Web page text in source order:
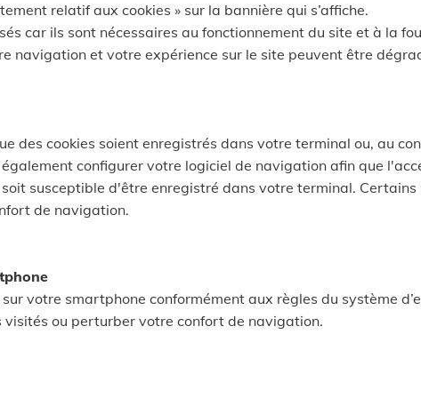
relatif aux cookies » sur la bannière qui s’affiche.
car ils sont nécessaires au fonctionnement du site et à la
navigation et votre expérience sur le site peuvent être
des cookies soient enregistrés dans votre terminal ou, au
configurer votre logiciel de navigation afin que
susceptible d'être enregistré dans votre terminal.
de navigation.
votre smartphone conformément aux règles du système
ou perturber votre confort de navigation.